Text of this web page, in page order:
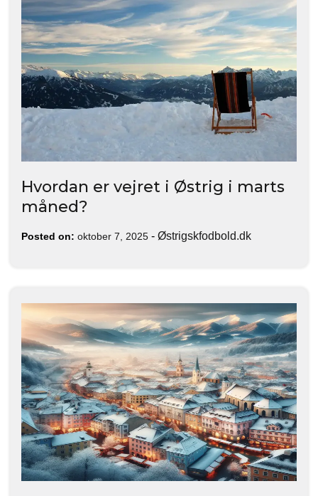
Hvordan er vejret i Østrig i marts
måned?
Posted on: oktober 7, 2025 - Østrigskfodbold.dk